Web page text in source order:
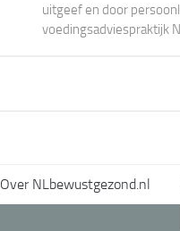
uitgeef en door
voedingsadviespraktijk
Over NLbewustgezond.nl